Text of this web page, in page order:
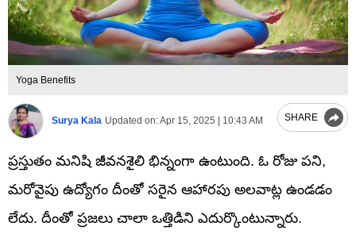
Yoga Benefits
Surya Kala Updated on:Apr 15, 2025 | 10:43 AM SHARE
ప్రస్తుతం మనిషి జీవనశైలి భిన్నంగా ఉంటుంది. ఓ రోజు పని,
మరోవైపు ఉద్యోగం దీంతో సరైన ఆహారపు అలవాట్ల ఉండడం
లేదు. దీంతో ప్రజలు చాలా ఒత్తిడిని ఎదుర్కొంటున్నారు.